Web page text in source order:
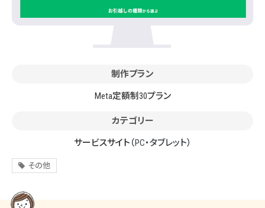
制作プラン
Meta定額制30プラン
カテゴリー
サービスサイト （PC・タブレット）
その他